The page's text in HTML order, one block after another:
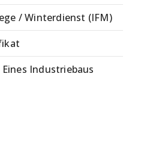
/ Winterdienst (IFM)
Industriebaus